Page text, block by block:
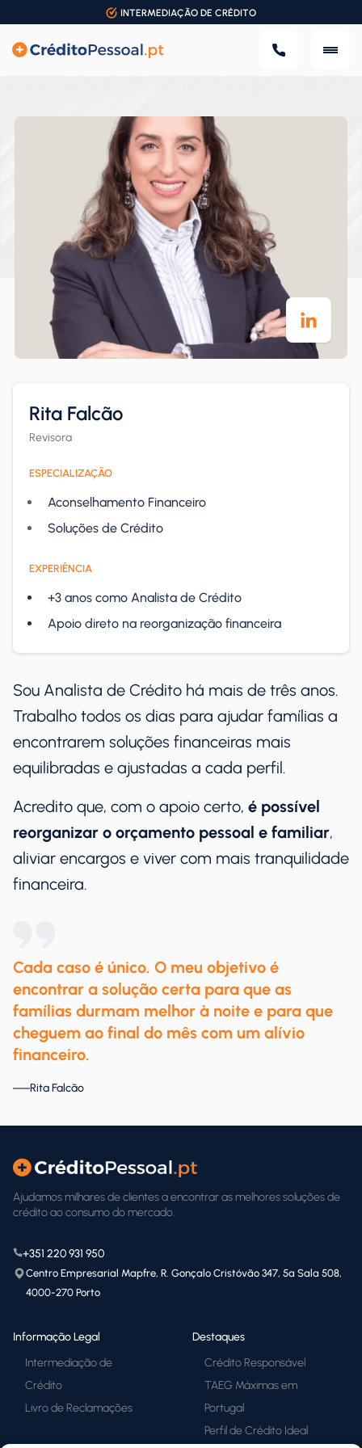
INTERMEDIAÇÃO DE CRÉDITO
Rita Falcão
Revisora
ESPECIALIZAÇÃO
Aconselhamento Financeiro
Soluções de Crédito
EXPERIÊNCIA
+3 anos como Analista de Crédito
Apoio direto na reorganização financeira
Sou Analista de Crédito há mais de três anos.
Trabalho todos os dias para ajudar famílias a
encontrarem soluções financeiras mais
equilibradas e ajustadas a cada perfil.
Acredito que, com o apoio certo, é possível
reorganizar o orçamento pessoal e familiar,
aliviar encargos e viver com mais tranquilidade
financeira.
Cada caso é único. O meu objetivo é
encontrar a solução certa para que as
famílias durmam melhor à noite e para que
cheguem ao final do mês com um alívio
financeiro.
Rita Falcão
Ajudamos milhares de clientes a encontrar as melhores soluções de
crédito ao consumo do mercado.
+351 220 931 950
Centro Empresarial Mapfre, R. Gonçalo Cristóvão 347, 5ª Sala 508,
4000-270 Porto
Informação Legal
Intermediação de
Crédito
Livro de Reclamações
Destaques
Crédito Responsável
TAEG Máximas em
Portugal
Perfil de Crédito Ideal